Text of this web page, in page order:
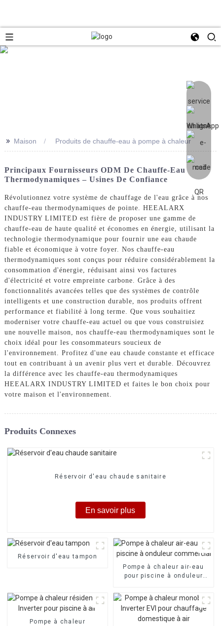
>> Maison Produits de chauffe-eau à pompe à chaleur
Principaux Fournisseurs ODM De Chauffe-Eau
Thermodynamiques – Usines De Confiance
Révolutionnez votre système de chauffage de l'eau grâce à nos
chauffe-eau thermodynamiques de pointe. HEEALARX
INDUSTRY LIMITED est fière de proposer une gamme de
chauffe-eau de haute qualité et économes en énergie, utilisant la
technologie thermodynamique pour fournir une eau chaude
fiable et économique à votre foyer. Nos chauffe-eau
thermodynamiques sont conçus pour réduire considérablement la
consommation d'énergie, réduisant ainsi vos factures
d'électricité et votre empreinte carbone. Grâce à des
fonctionnalités avancées telles que des systèmes de contrôle
intelligents et une construction durable, nos produits offrent
performance et fiabilité à long terme. Que vous souhaitiez
moderniser votre chauffe-eau actuel ou que vous construisiez
une nouvelle maison, nos chauffe-eau thermodynamiques sont le
choix idéal pour les consommateurs soucieux de
l'environnement. Profitez d'une eau chaude constante et efficace
tout en contribuant à un avenir plus vert et durable. Découvrez
la différence avec les chauffe-eau thermodynamiques
HEEALARX INDUSTRY LIMITED et faites le bon choix pour
votre maison et l'environnement.
Produits Connexes
Réservoir d'eau chaude sanitaire
En savoir plus
Réservoir d'eau tampon
Pompe à chaleur air-eau
pour piscine à onduleur
Pompe à chaleur